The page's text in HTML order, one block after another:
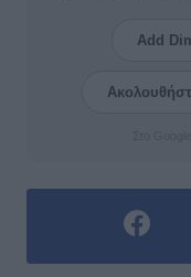
Add